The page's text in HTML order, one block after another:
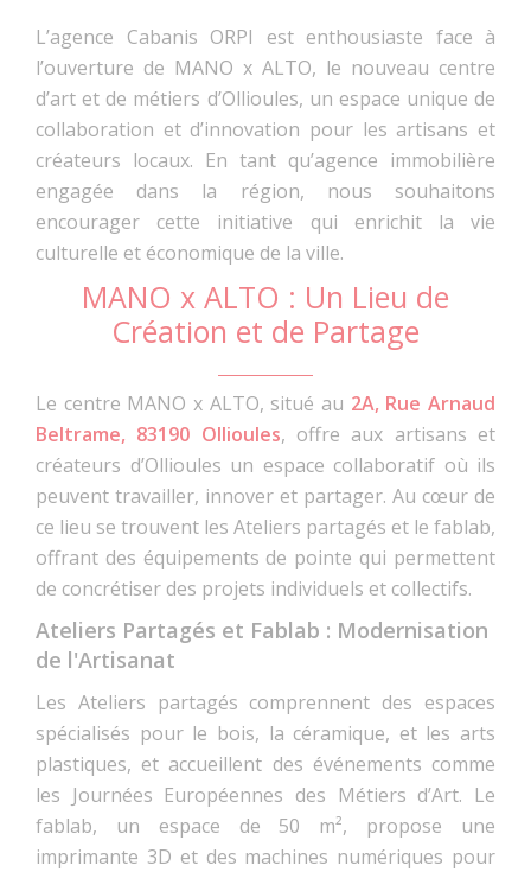
L’agence Cabanis ORPI est enthousiaste face à
l’ouverture de MANO x ALTO, le nouveau centre
d’art et de métiers d’Ollioules, un espace unique de
collaboration et d’innovation pour les artisans et
créateurs locaux. En tant qu’agence immobilière
engagée dans la région, nous souhaitons
encourager cette initiative qui enrichit la vie
culturelle et économique de la ville.
MANO x ALTO : Un Lieu de
Création et de Partage
Le centre MANO x ALTO, situé au 2A, Rue Arnaud
Beltrame, 83190 Ollioules, offre aux artisans et
créateurs d’Ollioules un espace collaboratif où ils
peuvent travailler, innover et partager. Au cœur de
ce lieu se trouvent les Ateliers partagés et le fablab,
offrant des équipements de pointe qui permettent
de concrétiser des projets individuels et collectifs.
Ateliers Partagés et Fablab : Modernisation
de l'Artisanat
Les Ateliers partagés comprennent des espaces
spécialisés pour le bois, la céramique, et les arts
plastiques, et accueillent des événements comme
les Journées Européennes des Métiers d’Art. Le
fablab, un espace de 50 m², propose une
imprimante 3D et des machines numériques pour